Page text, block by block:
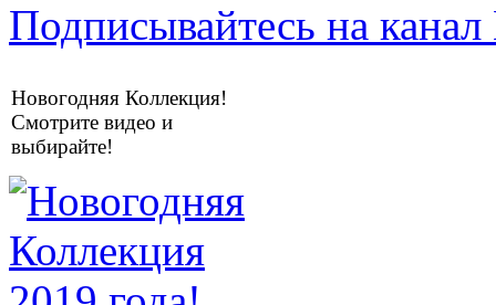
Подписывайтесь на
Новогодняя Коллекция!
Смотрите видео и
выбирайте!